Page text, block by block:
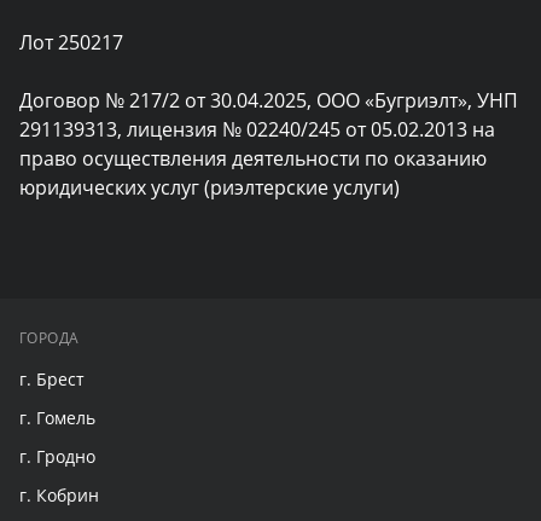
Лот 250217
Договор № 217/2 от 30.04.2025, ООО «Бугриэлт», УНП
291139313, лицензия № 02240/245 от 05.02.2013 на
право осуществления деятельности по оказанию
юридических услуг (риэлтерские услуги)
ГОРОДА
г. Брест
г. Гомель
г. Гродно
г. Кобрин